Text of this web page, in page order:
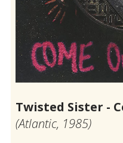
Twisted Sister -
(Atlantic, 1985)